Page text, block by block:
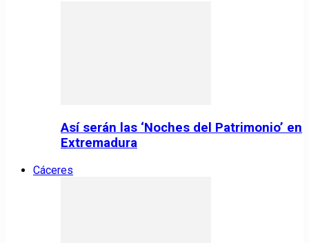
Así serán las ‘Noches del Patrimonio’ en
Extremadura
Cáceres